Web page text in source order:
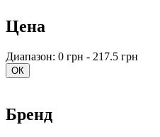
Цена
Диапазон: 0 грн - 217.5 грн
ОК
Бренд